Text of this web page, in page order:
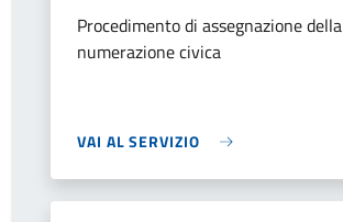
Procedimento di assegnazione della
numerazione civica
VAI AL SERVIZIO